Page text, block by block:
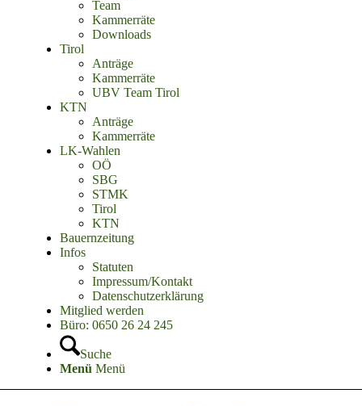
Team
Kammerräte
Downloads
Tirol
Anträge
Kammerräte
UBV Team Tirol
KTN
Anträge
Kammerräte
LK-Wahlen
OÖ
SBG
STMK
Tirol
KTN
Bauernzeitung
Infos
Statuten
Impressum/Kontakt
Datenschutzerklärung
Mitglied werden
Büro: 0650 26 24 245
Suche
Menü Menü